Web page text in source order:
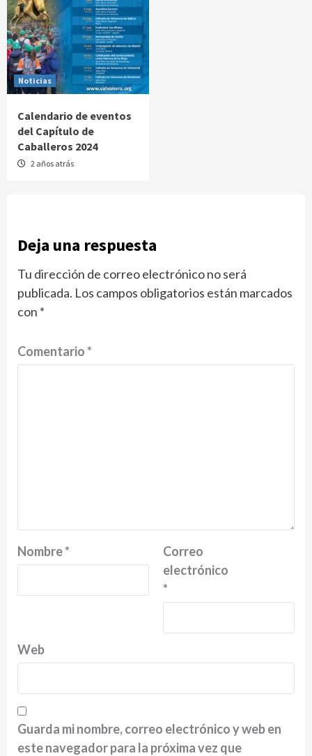
Noticias
Calendario de eventos
del Capítulo de
Caballeros 2024
2 años atrás
Deja una respuesta
Tu dirección de correo electrónico no será
publicada. Los campos obligatorios están marcados
con *
Comentario*
Nombre*
Correo
electrónico
*
Web
Guarda mi nombre, correo electrónico y web en
este navegador para la próxima vez que